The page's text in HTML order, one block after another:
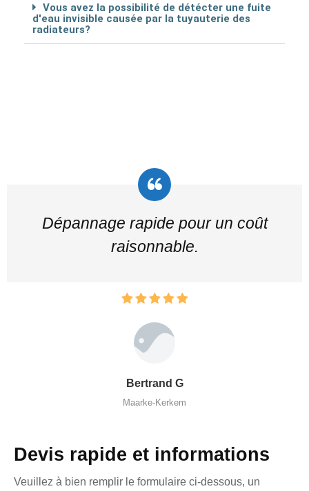
Vous avez la possibilité de détécter une fuite
d'eau invisible causée par la tuyauterie des
radiateurs?
Dépannage rapide pour un coût
raisonnable.
Bertrand G
Maarke-Kerkem
Devis rapide et informations
Veuillez à bien remplir le formulaire ci-dessous, un